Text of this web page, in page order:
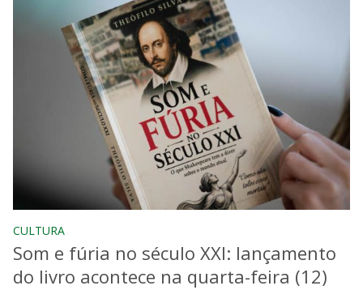
CULTURA
Som e fúria no século XXI: lançamento
do livro acontece na quarta-feira (12)